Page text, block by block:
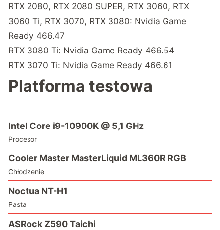
RTX 2080, RTX 2080 SUPER, RTX 3060, RTX
3060 Ti, RTX 3070, RTX 3080: Nvidia Game
Ready 466.47
RTX 3080 Ti: Nvidia Game Ready 466.54
RTX 3070 Ti: Nvidia Game Ready 466.61
Platforma testowa
Procesor
Intel Core i9-10900K @ 5,1 GHz
Chłodzenie
Cooler Master MasterLiquid ML360R RGB
Pasta
Noctua NT-H1
ASRock Z590 Taichi